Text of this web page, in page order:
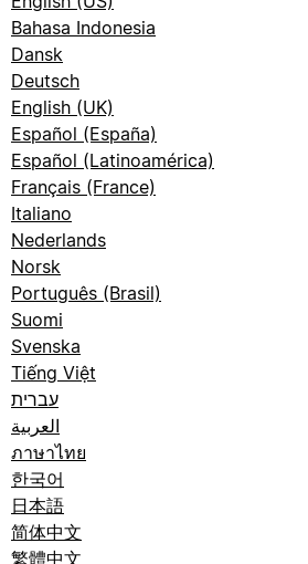
Bahasa Indonesia
Dansk
Deutsch
English (UK)
Español (España)
Español (Latinoamérica)
Français (France)
Italiano
Nederlands
Norsk
Português (Brasil)
Suomi
Svenska
Tiếng Việt
עברית
العربية
ภาษาไทย
한국어
日本語
简体中文
繁體中文